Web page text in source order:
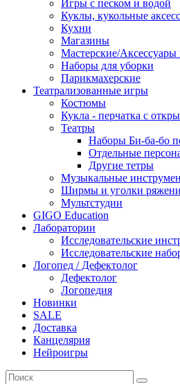
Игры с песком и водой
Куклы, кукольные
Кухни
Магазины
Мастерские/
Наборы для уборки
Парикмахерские
Театрализованные игры
Костюмы
Кукла - перчатка с
Театры
Наборы Би-ба-бо
Отдельные
Другие тетры
Музыкальные
Ширмы и уголки
Мультстудии
GIGO Education
Лаборатории
Исследовательские
Исследовательские
Логопед / Дефектолог
Дефектолог
Логопедия
Новинки
SALE
Доставка
Канцелярия
Нейроигры